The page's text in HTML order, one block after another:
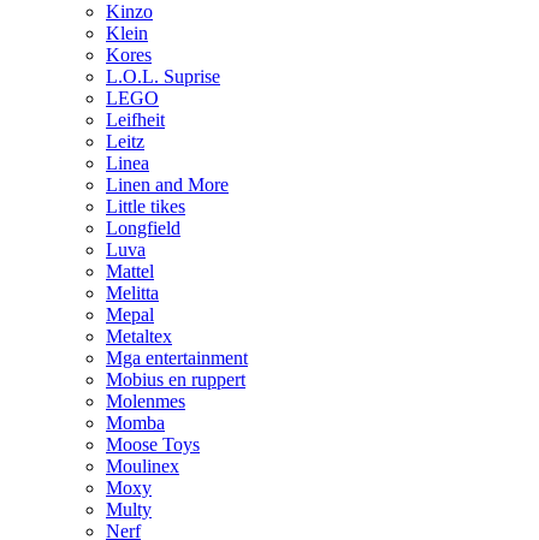
Kinzo
Klein
Kores
L.O.L. Suprise
LEGO
Leifheit
Leitz
Linea
Linen and More
Little tikes
Longfield
Luva
Mattel
Melitta
Mepal
Metaltex
Mga entertainment
Mobius en ruppert
Molenmes
Momba
Moose Toys
Moulinex
Moxy
Multy
Nerf